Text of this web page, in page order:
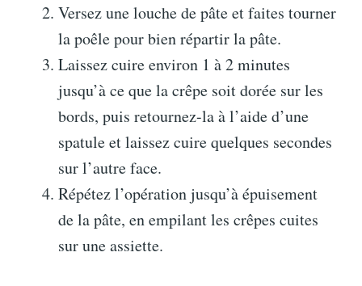
Versez une louche de pâte et faites tourner
la poêle pour bien répartir la pâte.
Laissez cuire environ 1 à 2 minutes
jusqu’à ce que la crêpe soit dorée sur les
bords, puis retournez-la à l’aide d’une
spatule et laissez cuire quelques secondes
sur l’autre face.
Répétez l’opération jusqu’à épuisement
de la pâte, en empilant les crêpes cuites
sur une assiette.